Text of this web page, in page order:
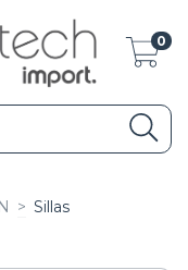
0
> Sillas